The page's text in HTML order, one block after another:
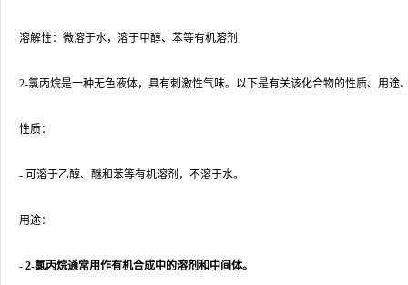
溶解性：微溶于水，溶于甲醇、苯等有机溶剂
2-氯丙烷是一种无色液体，具有刺激性气味。以下是有关该化合物的性质、用途
性质：
- 可溶于乙醇、醚和苯等有机溶剂，不溶于水。
用途：
- 2-氯丙烷通常用作有机合成中的溶剂和中间体。